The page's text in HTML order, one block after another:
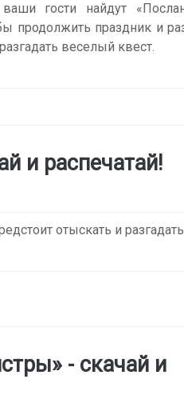
гости найдут
продолжить праздник и
веселый квест.
и распечатай!
отыскать и разгадать
- скачай и